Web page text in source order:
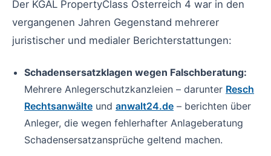
Der KGAL PropertyClass Österreich 4 war in den
vergangenen Jahren Gegenstand mehrerer
juristischer und medialer Berichterstattungen:
Schadensersatzklagen wegen Falschberatung:
Mehrere Anlegerschutzkanzleien – darunter Resch
Rechtsanwälte und anwalt24.de – berichten über
Anleger, die wegen fehlerhafter Anlageberatung
Schadensersatzansprüche geltend machen.